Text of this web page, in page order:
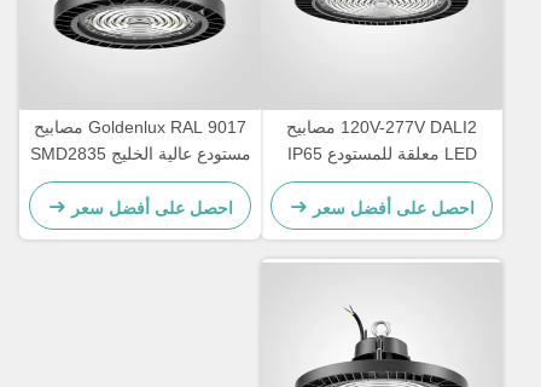
120V-277V DALI2 مصابيح
LED معلقة للمستودع IP65
مقاومة للماء
احصل على أفضل سعر
Goldenlux RAL 9017 مصابيح
مستودع عالية الخليج SMD2835
مصابيح الصناعية عالية الخليج
احصل على أفضل سعر